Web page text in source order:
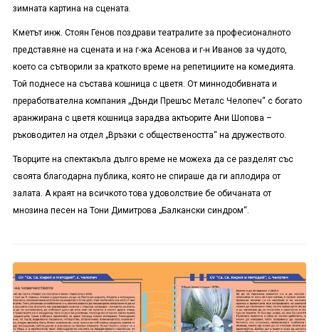
зимната картина на сцената.
Кметът инж. Стоян Генов поздрави театралите за професионалното
представяне на сцената и на г-жа Асенова и г-н Иванов за чудото,
което са сътворили за краткото време на репетициите на комедията.
Той поднесе на състава кошница с цветя. От миннодобивната и
преработвателна компания „Дънди Прешъс Металс Челопеч“ с богато
аранжирана с цветя кошница зарадва актьорите Ани Шопова –
ръководител на отдел „Връзки с обществеността“ на дружеството.
Творците на спектакъла дълго време не можеха да се разделят със
своята благодарна публика, която не спираше да ги аплодира от
залата. А краят на всичкото това удоволствие бе обичаната от
мнозина песен на Тони Димитрова „Балкански синдром“.